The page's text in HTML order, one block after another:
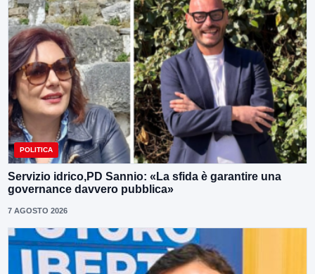
POLITICA
Servizio idrico,PD Sannio: «La sfida è garantire una
governance davvero pubblica»
7 AGOSTO 2026